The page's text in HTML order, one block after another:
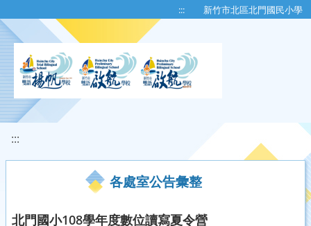
::: 新竹市北區北門國民小學
:::
各處室公告彙整
北門國小108學年度數位讀寫夏令營